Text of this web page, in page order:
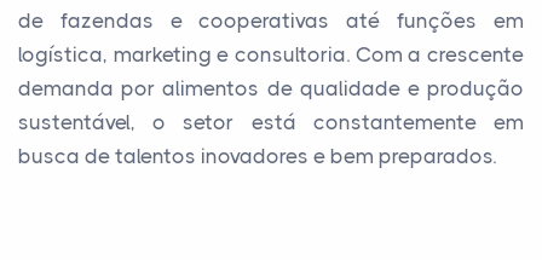
de fazendas e cooperativas até funções em
logística, marketing e consultoria. Com a crescente
demanda por alimentos de qualidade e produção
sustentável, o setor está constantemente em
busca de talentos inovadores e bem preparados.